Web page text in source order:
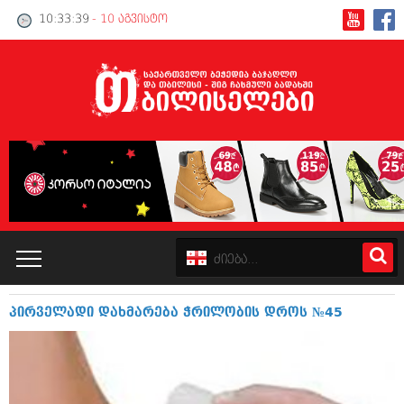
10:33:39 - 10 აგვისტო
კატალოგი
პოლიტიკა
ინტერვიუები
პირველადი დახმარება ჭრილობის დროს №45